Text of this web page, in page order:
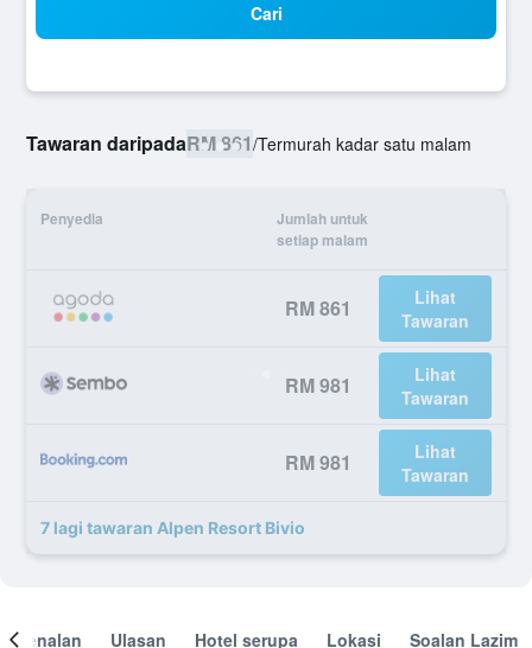
Cari
Tawaran daripadaRM 861/Termurah kadar satu malam
Penyedia
Jumlah untuk
setiap malam
RM 861
Lihat
Tawaran
RM 981
Lihat
Tawaran
RM 981
Lihat
Tawaran
7 lagi tawaran Alpen Resort Bivio
Ulasan Hotel serupa Lokasi Soalan Lazim